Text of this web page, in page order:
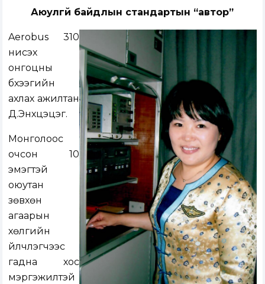
Аюулгүй байдлын стандартын “автор”
Aerobus 310
нисэх
онгоцны
бүхээгийн
ахлах ажилтан
Д.Энхцэцэг.
Монголоос
очсон 10
эмэгтэй
оюутан
зөвхөн
агаарын
хөлгийн
үйлчлэгчээс
гадна хос
мэргэжилтэй